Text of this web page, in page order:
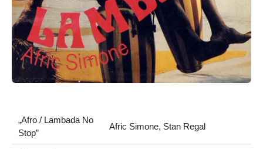
„Afro / Lambada No
Stop”
Afric Simone, Stan Regal